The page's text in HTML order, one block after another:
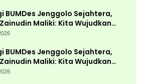
BUMDes Jenggolo Sejahtera,
Maliki: Kita Wujudkan
Ekonomi dengan Potensi
BUMDes Jenggolo Sejahtera,
Maliki: Kita Wujudkan
Ekonomi dengan Potensi